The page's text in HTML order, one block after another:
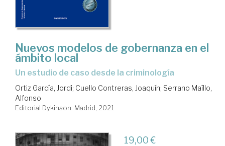
Nuevos modelos de gobernanza en el
ámbito local
un estudio de caso desde la criminología
Ortiz García, Jordi; Cuello Contreras, Joaquín; Serrano Maíllo,
Alfonso
Editorial Dykinson. Madrid, 2021
19,00 €